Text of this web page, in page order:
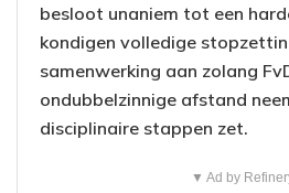
besloot unaniem tot een
kondigen volledige
samenwerking aan zolang
ondubbelzinnige afstand
disciplinaire stappen zet.
▼ Ad by